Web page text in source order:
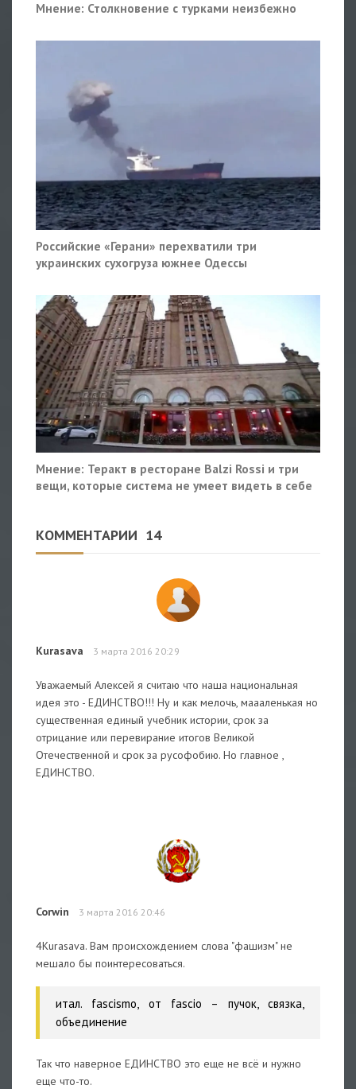
Мнение: Столкновение с турками неизбежно
Российские «Герани» перехватили три
украинских сухогруза южнее Одессы
Мнение: Теракт в ресторане Balzi Rossi и три
вещи, которые система не умеет видеть в себе
КОММЕНТАРИИ 14
Kurasava 3 марта 2016 20:29
Уважаемый Алексей я считаю что наша национальная
идея это - ЕДИНСТВО!!! Ну и как мелочь, маааленькая но
существенная единый учебник истории, срок за
отрицание или перевирание итогов Великой
Отечественной и срок за русофобию. Но главное ,
ЕДИНСТВО.
Corwin 3 марта 2016 20:46
4Kurasava. Вам происхождением слова "фашизм" не
мешало бы поинтересоваться.
итал. fascismo, от fascio – пучок, связка,
объединение
Так что наверное ЕДИНСТВО это еще не всё и нужно
еще что-то.